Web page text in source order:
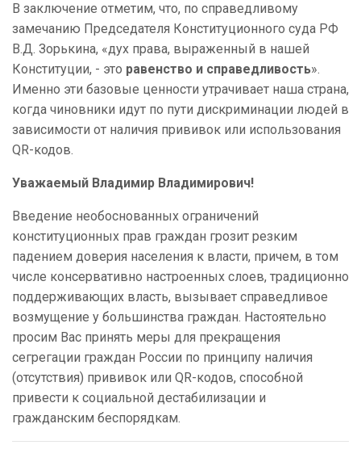
В заключение отметим, что, по справедливому
замечанию Председателя Конституционного суда РФ
В.Д. Зорькина, «дух права, выраженный в нашей
Конституции, - это равенство и справедливость».
Именно эти базовые ценности утрачивает наша страна,
когда чиновники идут по пути дискриминации людей в
зависимости от наличия прививок или использования
QR-кодов.
Уважаемый Владимир Владимирович!
Введение необоснованных ограничений
конституционных прав граждан грозит резким
падением доверия населения к власти, причем, в том
числе консервативно настроенных слоев, традиционно
поддерживающих власть, вызывает справедливое
возмущение у большинства граждан. Настоятельно
просим Вас принять меры для прекращения
сегрегации граждан России по принципу наличия
(отсутствия) прививок или QR-кодов, способной
привести к социальной дестабилизации и
гражданским беспорядкам.